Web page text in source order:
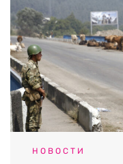
НОВОСТИ